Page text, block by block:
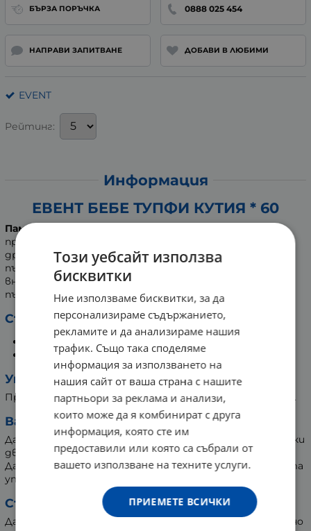
БЪРЗА ПОРЪЧКА 0888 025 454
НАПРАВИ ЗАПИТВАНЕ ДОБАВИ В ЛЮБИМИ
EVENT
Рейтинг:
Информация
ЕВЕНТ БЕБЕ ТУПФИ КУТИЯ * 60
Памучните тупфи Event Baby
предназначени за бебета. Тупфите са с хартиена
дръжка, произведени от 100% памук, с ограничител за
пълна безопасност. По този начин се осигурява
внимателно почистване на ушите, носа, очите или
пъпа на бебето.
Състав:
С иновативна хартиена дръжка.
Апликатор от 100% чист памук.
Употреба:
Продуктът е предназначен за еднократна употреба.
Важно!
Да се употребява изключително внимателно, без резки
движения.
Да не се поставя дълбоко в ушния канал. Неправилната
употреба може да доведе до наранявания.
Съхранение:
Да се съхранява на сухо и прохладно място, недостъпно
Този уебсайт използва
бисквитки
Ние използваме бисквитки, за да
персонализираме съдържанието,
рекламите и да анализираме нашия
трафик. Също така споделяме
информация за използването на
нашия сайт от ваша страна с нашите
партньори за реклама и анализи,
които може да я комбинират с друга
информация, която сте им
предоставили или която са събрали от
вашето използване на техните услуги.
ПРИЕМЕТЕ ВСИЧКИ